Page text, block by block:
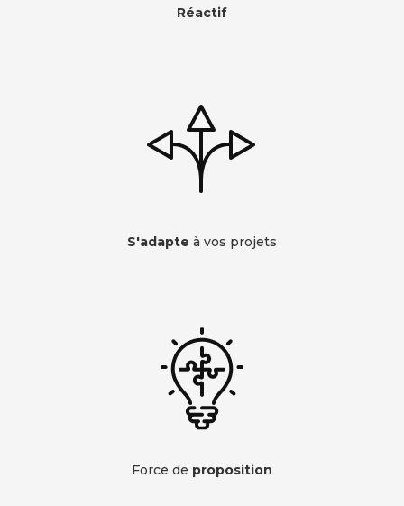
Réactif
S'adapte à vos projets
Force de proposition